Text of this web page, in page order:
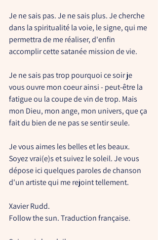
Je ne sais pas. Je ne sais plus. Je cherche
dans la spiritualité la voie, le signe, qui me
permettra de me réaliser, d'enfin
accomplir cette satanée mission de vie.
Je ne sais pas trop pourquoi ce soir je
vous ouvre mon coeur ainsi - peut-être la
fatigue ou la coupe de vin de trop. Mais
mon Dieu, mon ange, mon univers, que ça
fait du bien de ne pas se sentir seule.
Je vous aimes les belles et les beaux.
Soyez vrai(e)s et suivez le soleil. Je vous
dépose ici quelques paroles de chanson
d'un artiste qui me rejoint tellement.
Xavier Rudd.
Follow the sun. Traduction française.